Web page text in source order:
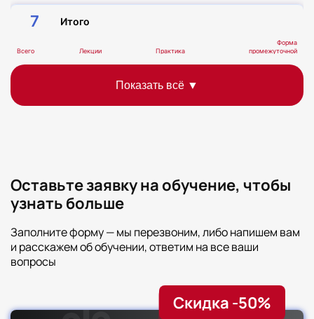
7 Итого
Всего
138
Лекции
80
Практика
52
Форма
промежуточной
-
8
Всего часов
Всего
промежуточной
аттестации
Оставьте заявку на обучение, чтобы
узнать больше
Заполните форму — мы перезвоним, либо напишем вам
и расскажем об обучении, ответим на все ваши
вопросы
Скидка -50%